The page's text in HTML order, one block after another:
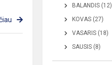
BALANDIS (12)
KOVAS (27)
VASARIS (18)
SAUSIS (8)